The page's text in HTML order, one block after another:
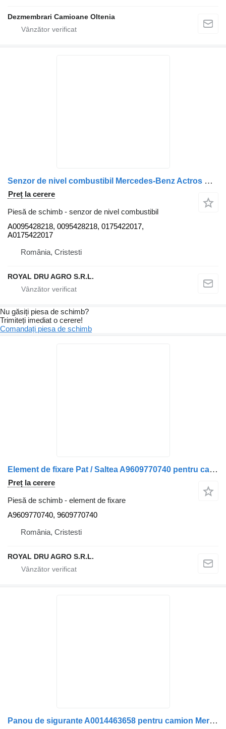
Dezmembrari Camioane Oltenia
Senzor de nivel combustibil Mercedes-Benz Actros MP4 1845 A0095428218 pentru camion Mercedes-Benz
Preț la cerere
Piesă de schimb - senzor de nivel combustibil
A0095428218, 0095428218, 0175422017,
A0175422017
România, Cristesti
ROYAL DRU AGRO S.R.L.
Nu găsiți piesa de schimb?
Trimiteți imediat o cerere!
Comandați piesa de schimb
Element de fixare Pat / Saltea A9609770740 pentru camion Mercedes-Benz Actros MP4 1845
Preț la cerere
Piesă de schimb - element de fixare
A9609770740, 9609770740
România, Cristesti
ROYAL DRU AGRO S.R.L.
Panou de sigurante A0014463658 pentru camion Mercedes-Benz Actros MP4 1845